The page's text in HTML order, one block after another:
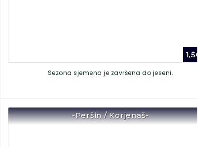
1,50
Sezona sjemena je završena do jeseni.
-Peršin / Korjenaš-